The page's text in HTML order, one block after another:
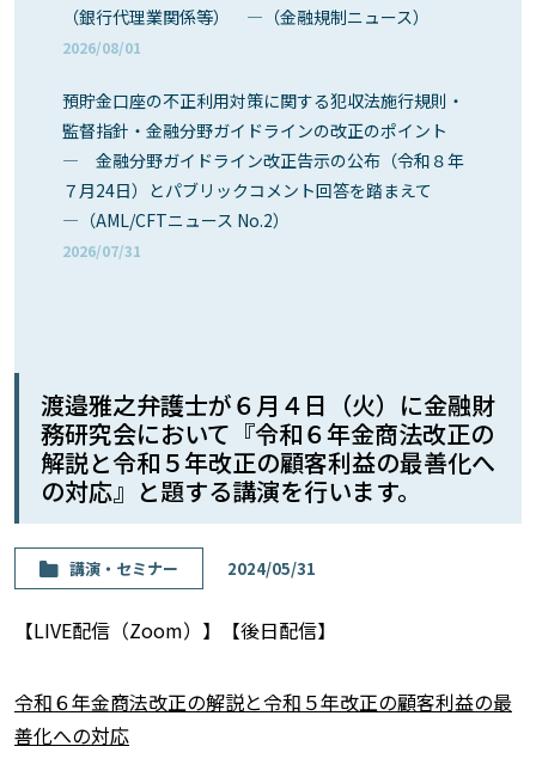
（銀行代理業関係等） ―（金融規制ニュース）
2026/08/01
預貯金口座の不正利用対策に関する犯収法施行規則・
監督指針・金融分野ガイドラインの改正のポイント
― 金融分野ガイドライン改正告示の公布（令和８年
７月24日）とパブリックコメント回答を踏まえて
―（AML/CFTニュース No.2）
2026/07/31
渡邉雅之弁護士が６月４日（火）に金融財
務研究会において『令和６年金商法改正の
解説と令和５年改正の顧客利益の最善化へ
の対応』と題する講演を行います。
講演・セミナー 2024/05/31
【LIVE配信（Zoom）】【後日配信】
令和６年金商法改正の解説と令和５年改正の顧客利益の最
善化への対応